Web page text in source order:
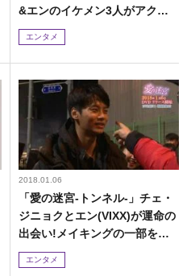
&エンのイケメン3人がアクシ
ョン披露!
エンタメ
2018.01.06
「愛の迷宮-トンネル-」チェ・
ジニョクとエン(VIXX)が運命の
出会い!メイキングの一部を先
行公開!
エンタメ